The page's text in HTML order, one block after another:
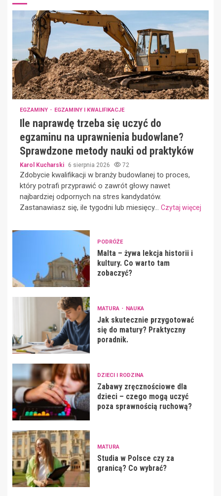
EGZAMINY EGZAMINY I KWALIFIKACJE
Ile naprawdę trzeba się uczyć do
egzaminu na uprawnienia budowlane?
Sprawdzone metody nauki od praktyków
Karol Kucharski 6 sierpnia 2026 72
Zdobycie kwalifikacji w branży budowlanej to proces,
który potrafi przyprawić o zawrót głowy nawet
najbardziej odpornych na stres kandydatów.
Zastanawiasz się, ile tygodni lub miesięcy... Czytaj więcej
PODRÓŻE
Malta – żywa lekcja historii i
kultury. Co warto tam
zobaczyć?
MATURA NAUKA
Jak skutecznie przygotować
się do matury? Praktyczny
poradnik.
DZIECI I RODZINA
Zabawy zręcznościowe dla
dzieci – czego mogą uczyć
poza sprawnością ruchową?
MATURA
Studia w Polsce czy za
granicą? Co wybrać?